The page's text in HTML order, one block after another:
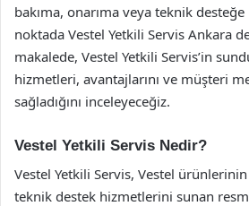
bakıma, onarıma veya teknik
noktada Vestel Yetkili Servis Ankara
makalede, Vestel Yetkili Servis’in
hizmetleri, avantajlarını ve müşteri
sağladığını inceleyeceğiz.
Vestel Yetkili Servis Nedir?
Vestel Yetkili Servis, Vestel
teknik destek hizmetlerini sunan